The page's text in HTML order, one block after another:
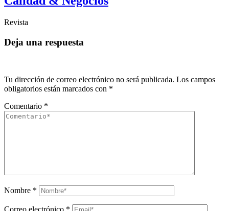
Revista
Deja una respuesta
Tu dirección de correo electrónico no será publicada. Los campos
obligatorios están marcados con *
Comentario *
Nombre *
Correo electrónico *